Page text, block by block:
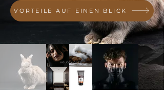
VORTEILE AUF EINEN BLICK